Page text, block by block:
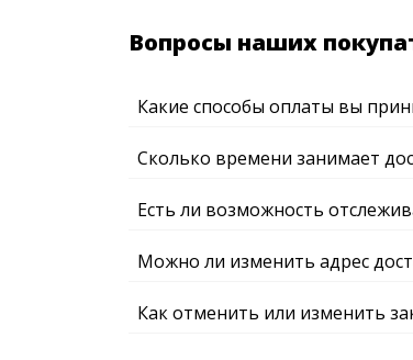
Вопросы наших
Какие способы оплаты вы
Сколько времени занимает
Есть ли возможность
Можно ли изменить адрес
Как отменить или изменить